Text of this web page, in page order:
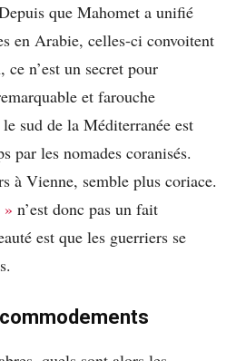
que Mahomet a unifié
en Arabie, celles-ci convoitent
n’est un secret pour
et farouche
sud de la Méditerranée est
par les nomades coranisés.
à Vienne, semble plus coriace.
» n’est donc pas un fait
est que les guerriers se